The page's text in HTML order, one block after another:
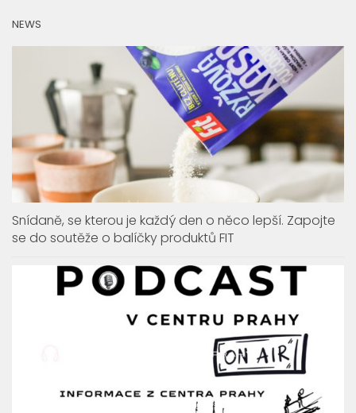
NEWS
Snídaně, se kterou je každý den o něco lepší. Zapojte
se do soutěže o balíčky produktů FIT